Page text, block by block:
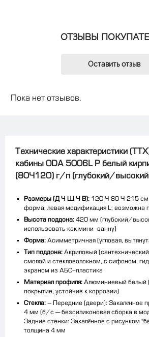
ОТЗЫВЫ
Оставить отзыв
Пока нет отзывов.
Технические характеристики
кабины ODA 5006L Р белый
(80×120) г/п (глубокий/высокий
Размеры (Д × Ш × В): 120 × 80 × 215 см
форма, левая модификация L; возможна
Высота поддона: 420 мм (глубокий/
использовать как мини-ванну)
Форма: Асимметричная (угловая,
Тип поддона: Акриловый
смолой и стекловолокном, с сифоном,
экраном из АБС-пластика
Материал профиля: Алюминиевый белый
покрытие, устойчив к коррозии)
Стекла: – Передние (двери): Закалённое
4 мм (б/с — безсиликоновая сборка в
Задние стенки: Закалённое с рисунком
толщина 4 мм